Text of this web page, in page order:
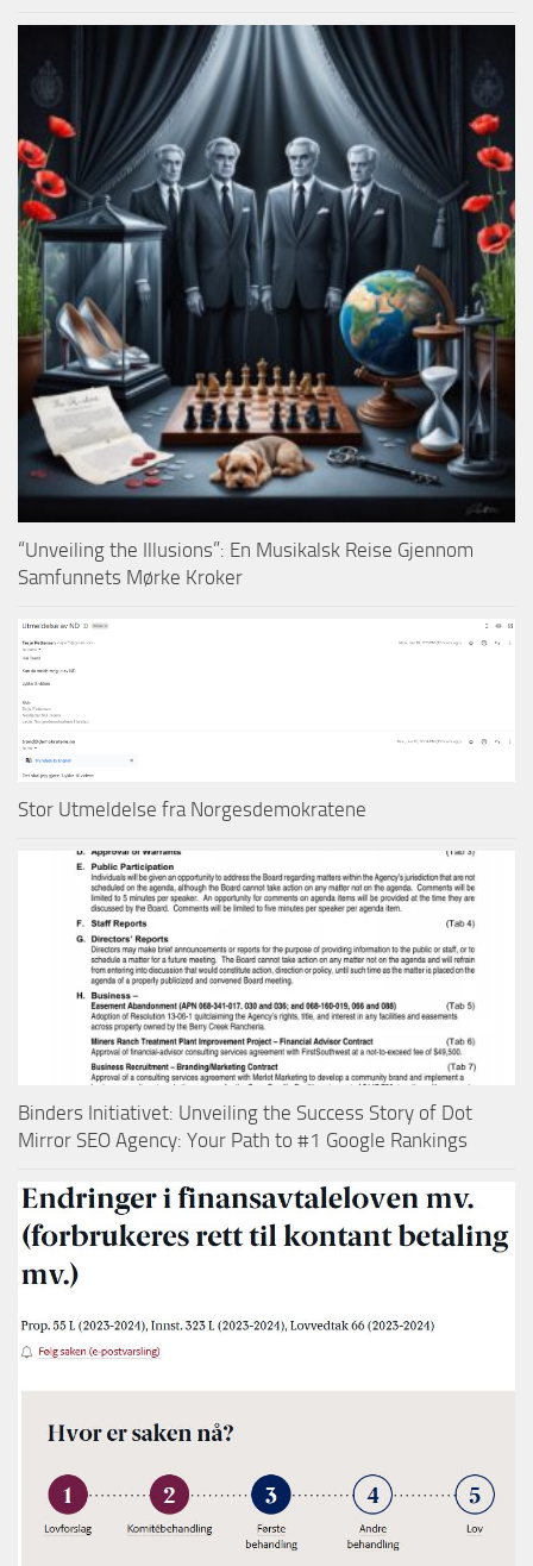
“Unveiling the Illusions”: En Musikalsk Reise Gjennom
Samfunnets Mørke Kroker
Stor Utmeldelse fra Norgesdemokratene
Binders Initiativet: Unveiling the Success Story of Dot
Mirror SEO Agency: Your Path to #1 Google Rankings